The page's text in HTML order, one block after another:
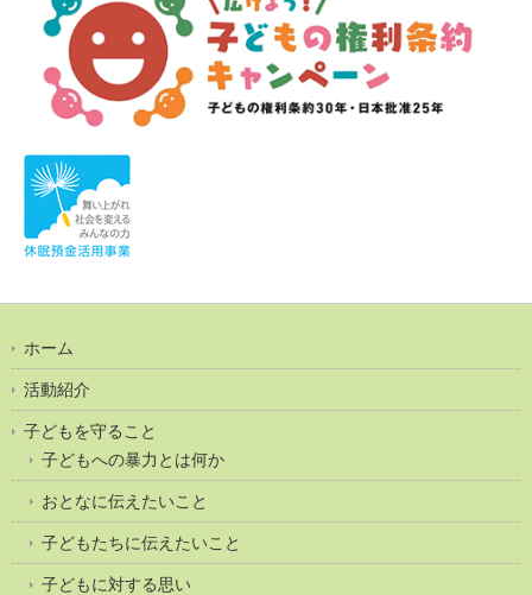
ホーム
活動紹介
子どもを守ること
子どもへの暴力とは何か
おとなに伝えたいこと
子どもたちに伝えたいこと
子どもに対する思い